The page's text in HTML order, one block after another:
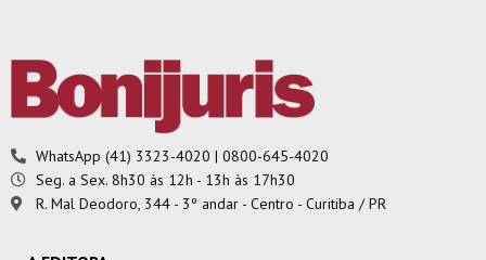
WhatsApp (41) 3323-4020 | 0800-645-4020
Seg. a Sex. 8h30 às 12h - 13h às 17h30
R. Mal Deodoro, 344 - 3º andar - Centro - Curitiba / PR